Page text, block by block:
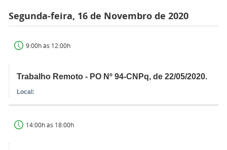
Segunda-feira, 16 de Novembro de 2020
9:00h às 12:00h
Trabalho Remoto - PO Nº 94-CNPq, de 22/05/2020.
Local:
14:00h às 18:00h